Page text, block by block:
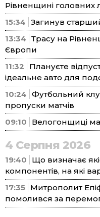
Рівненщині головних
15:34 Загинув
13:34 Трасу на
Європи
11:32
Плануєте
ідеальне авто для
10:24 Футбольний
пропуски матчів
09:10
Велогонщиці
4 Серпня 2026
19:40
Що визначає
компонентів, на які
17:35 Митрополит
помолився за